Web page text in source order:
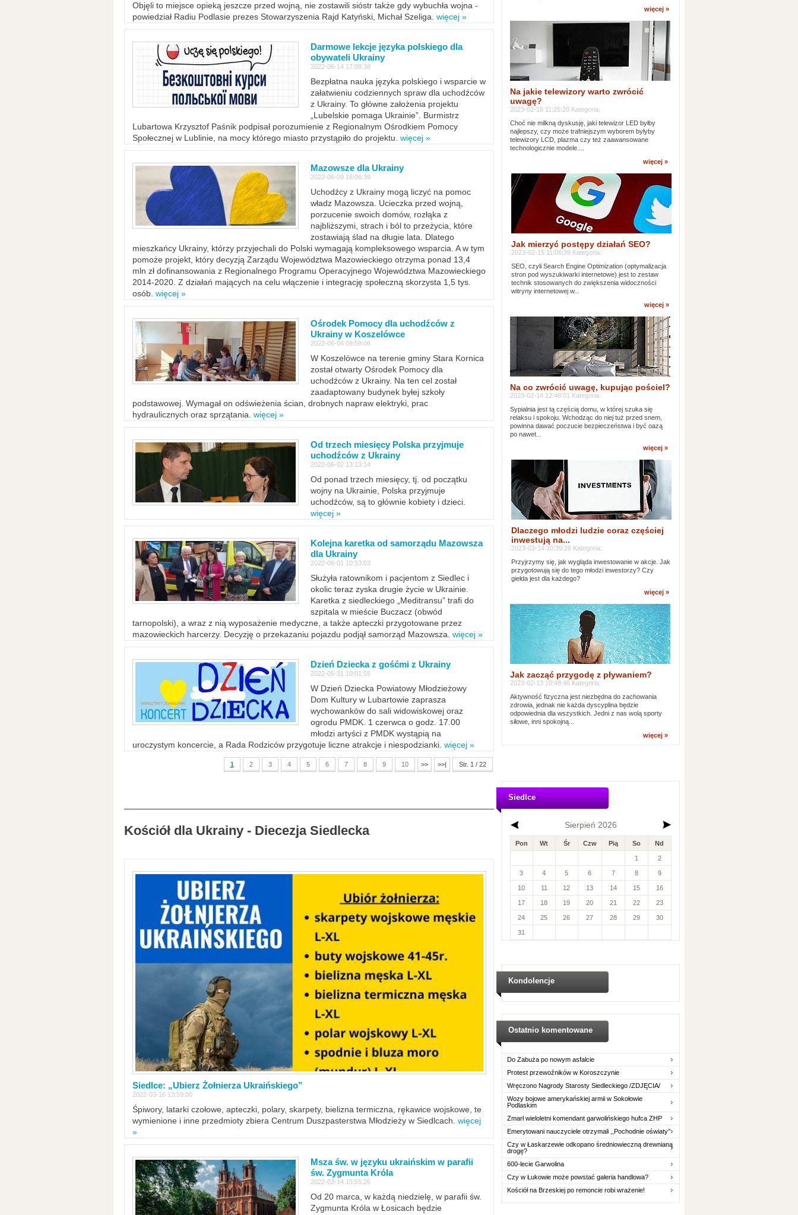
Objęli to miejsce opieką jeszcze przed wojną, nie zostawili sióstr także gdy wybuchła wojna -
powiedział Radiu Podlasie prezes Stowarzyszenia Rajd Katyński, Michał Szeliga. więcej »
Darmowe lekcje języka polskiego dla
obywateli Ukrainy
2022-06-14 17:08:38
Bezpłatna nauka języka polskiego i wsparcie w
załatwieniu codziennych spraw dla uchodźców
z Ukrainy. To główne założenia projektu
„Lubelskie pomaga Ukrainie”. Burmistrz
Lubartowa Krzysztof Paśnik podpisał porozumienie z Regionalnym Ośrodkiem Pomocy
Społecznej w Lublinie, na mocy którego miasto przystąpiło do projektu. więcej »
Mazowsze dla Ukrainy
2022-06-09 16:06:39
Uchodźcy z Ukrainy mogą liczyć na pomoc
władz Mazowsza. Ucieczka przed wojną,
porzucenie swoich domów, rozłąka z
najbliższymi, strach i ból to przeżycia, które
zostawiają ślad na długie lata. Dlatego
mieszkańcy Ukrainy, którzy przyjechali do Polski wymagają kompleksowego wsparcia. A w tym
pomoże projekt, który decyzją Zarządu Województwa Mazowieckiego otrzyma ponad 13,4
mln zł dofinansowania z Regionalnego Programu Operacyjnego Województwa Mazowieckiego
2014-2020. Z działań mających na celu włączenie i integrację społeczną skorzysta 1,5 tys.
osób. więcej »
Ośrodek Pomocy dla uchodźców z
Ukrainy w Koszelówce
2022-06-04 09:59:06
W Koszelówce na terenie gminy Stara Kornica
został otwarty Ośrodek Pomocy dla
uchodźców z Ukrainy. Na ten cel został
zaadaptowany budynek byłej szkoły
podstawowej. Wymagał on odświeżenia ścian, drobnych napraw elektryki, prac
hydraulicznych oraz sprzątania. więcej »
Od trzech miesięcy Polska przyjmuje
uchodźców z Ukrainy
2022-06-02 13:13:14
Od ponad trzech miesięcy, tj. od początku
wojny na Ukrainie, Polska przyjmuje
uchodźców, są to głównie kobiety i dzieci.
więcej »
Kolejna karetka od samorządu Mazowsza
dla Ukrainy
2022-06-01 10:53:03
Służyła ratownikom i pacjentom z Siedlec i
okolic teraz zyska drugie życie w Ukrainie.
Karetka z siedleckiego „Meditransu” trafi do
szpitala w mieście Buczacz (obwód
tarnopolski), a wraz z nią wyposażenie medyczne, a także apteczki przygotowane przez
mazowieckich harcerzy. Decyzję o przekazaniu pojazdu podjął samorząd Mazowsza. więcej »
Dzień Dziecka z gośćmi z Ukrainy
2022-05-31 10:01:55
W Dzień Dziecka Powiatowy Młodzieżowy
Dom Kultury w Lubartowie zaprasza
wychowanków do sali widowiskowej oraz
ogrodu PMDK. 1 czerwca o godz. 17.00
młodzi artyści z PMDK wystąpią na
uroczystym koncercie, a Rada Rodziców przygotuje liczne atrakcje i niespodzianki. więcej »
1 2 3 4 5 6 7 8 9 10 >> >>| Str. 1 / 22
Kościół dla Ukrainy - Diecezja Siedlecka
Siedlce: „Ubierz Żołnierza Ukraińskiego”
2022-03-16 13:59:00
Śpiwory, latarki czołowe, apteczki, polary, skarpety, bielizna termiczna, rękawice wojskowe, te
wymienione i inne przedmioty zbiera Centrum Duszpasterstwa Młodzieży w Siedlcach. więcej
»
Msza św. w języku ukraińskim w parafii
św. Zygmunta Króla
2022-03-14 15:55:26
Od 20 marca, w każdą niedzielę, w parafii św.
Zygmunta Króla w Łosicach będzie
więcej »
Na jakie telewizory warto zwrócić
uwagę?
2023-02-16 11:25:20 Kategoria:
Choć nie milkną dyskusję, jaki telewizor LED byłby
najlepszy, czy może trafniejszym wyborem byłyby
telewizory LCD, plazma czy też zaawansowane
technologicznie modele....
więcej »
Jak mierzyć postępy działań SEO?
2023-02-15 11:06:39 Kategoria:
SEO, czyli Search Engine Optimization (optymalizacja
stron pod wyszukiwarki internetowe) jest to zestaw
technik stosowanych do zwiększenia widoczności
witryny internetowej w...
więcej »
Na co zwrócić uwagę, kupując pościel?
2023-02-14 12:48:01 Kategoria:
Sypialnia jest tą częścią domu, w której szuka się
relaksu i spokoju. Wchodząc do niej tuż przed snem,
powinna dawać poczucie bezpieczeństwa i być oazą
po nawet...
więcej »
Dlaczego młodzi ludzie coraz częściej
inwestują na...
2023-02-14 10:39:26 Kategoria:
Przyjrzymy się, jak wygląda inwestowanie w akcje. Jak
przygotowują się do tego młodzi inwestorzy? Czy
giełda jest dla każdego?
więcej »
Jak zacząć przygodę z pływaniem?
2023-02-13 10:48:46 Kategoria:
Aktywność fizyczna jest niezbędna do zachowania
zdrowia, jednak nie każda dyscyplina będzie
odpowiednia dla wszystkich. Jedni z nas wolą sporty
siłowe, inni spokojną...
więcej »
Siedlce
Sierpień 2026
Pon Wt Śr Czw Pią So Nd
1 2
3 4 5 6 7 8 9
10 11 12 13 14 15 16
17 18 19 20 21 22 23
24 25 26 27 28 29 30
31
Kondolencje
Ostatnio komentowane
Do Zabuża po nowym asfalcie
Protest przewoźników w Koroszczynie
Wręczono Nagrody Starosty Siedleckiego /ZDJĘCIA/
Wozy bojowe amerykańskiej armii w Sokołowie
Podlaskim
Zmarł wieloletni komendant garwolińskiego hufca ZHP
Emerytowani nauczyciele otrzymali ,,Pochodnie oświaty’’
Czy w Łaskarzewie odkopano średniowieczną drewnianą
drogę?
600-lecie Garwolina
Czy w Łukowie może powstać galeria handlowa?
Kościół na Brzeskiej po remoncie robi wrażenie!